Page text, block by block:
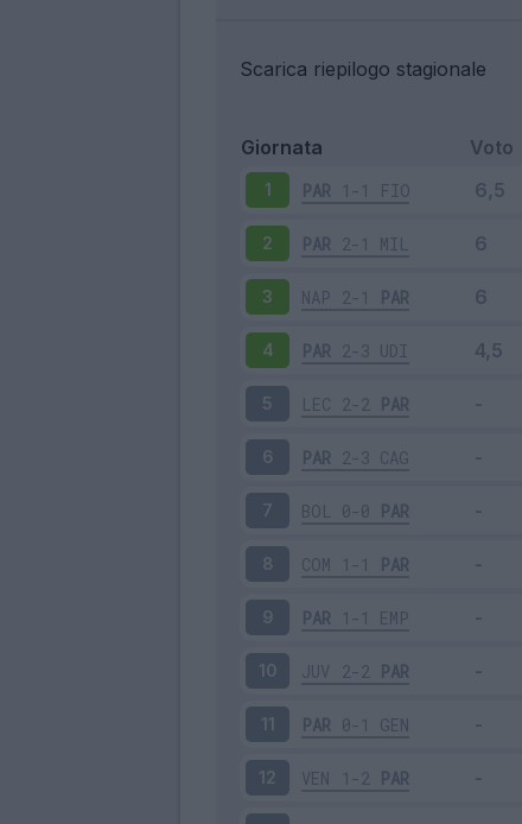
Scarica riepilogo stagionale
Giornata Voto
1 PAR 1-1 FIO
2 PAR 2-1 MIL
3 NAP 2-1 PAR
4 PAR 2-3 UDI
5 LEC 2-2 PAR
6 PAR 2-3 CAG
7 BOL 0-0 PAR
8 COM 1-1 PAR
9 PAR 1-1 EMP
10 JUV 2-2 PAR
11 PAR 0-1 GEN
12 VEN 1-2 PAR